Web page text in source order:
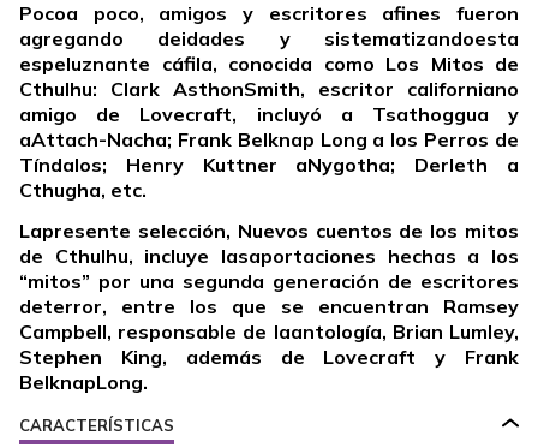
Pocoa poco, amigos y escritores afines fueron
agregando deidades y sistematizandoesta
espeluznante cáfila, conocida como Los Mitos de
Cthulhu: Clark AsthonSmith, escritor californiano
amigo de Lovecraft, incluyó a Tsathoggua y
aAttach-Nacha; Frank Belknap Long a los Perros de
Tíndalos; Henry Kuttner aNygotha; Derleth a
Cthugha, etc.
Lapresente selección, Nuevos cuentos de los mitos
de Cthulhu, incluye lasaportaciones hechas a los
“mitos” por una segunda generación de escritores
deterror, entre los que se encuentran Ramsey
Campbell, responsable de laantología, Brian Lumley,
Stephen King, además de Lovecraft y Frank
BelknapLong.
CARACTERÍSTICAS